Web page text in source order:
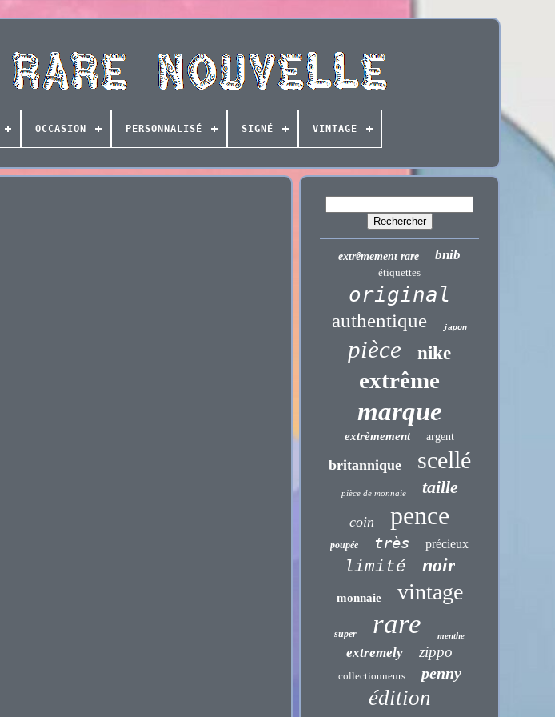
OCCASION PERSONNALISÉ SIGNÉ VINTAGE
extrêmement rare bnib
étiquettes
original
authentique japon
pièce nike
extrême
marque
extrèmement argent
britannique scellé
pièce de monnaie taille
coin pence
poupée très précieux
limité noir
monnaie vintage
super rare menthe
extremely zippo
collectionneurs penny
édition